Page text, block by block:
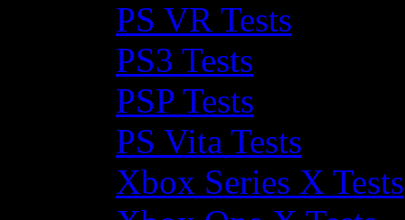
PS VR Tests
PS3 Tests
PSP Tests
PS Vita Tests
Xbox Series X Tests